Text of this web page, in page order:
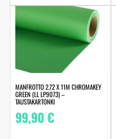
MANFROTTO 2.72 X 11M CHROMAKEY
GREEN (LL LP9073) –
TAUSTAKARTONKI
99,90€